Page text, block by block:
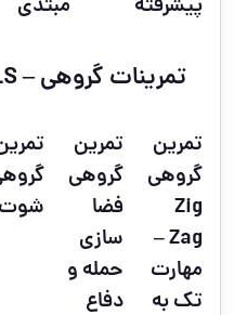
پیشرفته مبتدی
تمرینات گروهی – GROUPS DRILLS
تمرین
گروهی
Zig
Zag –
مهارت
تک به
تمرین
گروهی
فضا
سازی
حمله و
دفاع
شوت